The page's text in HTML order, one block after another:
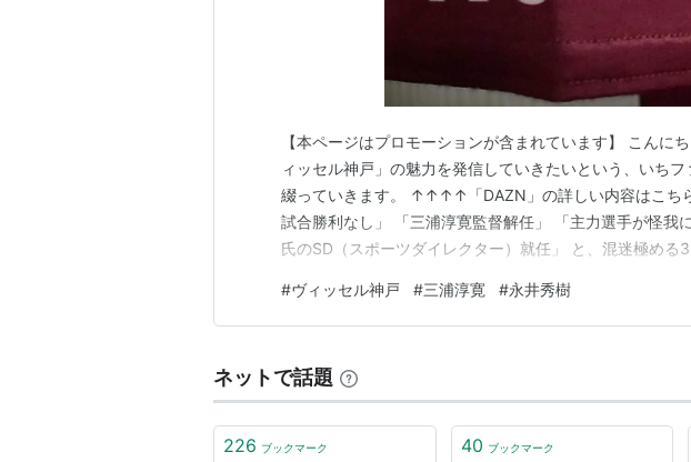
FC琉球
2006-2007
東京ヴェルディ1969
2008-2013
FC琉球
2014.4-
東京ヴェルディ1969
【本ページはプロモーションが含まれています】 こんに
ィッセル神戸」の魅力を発信していきたいという、いち
綴っていきます。 ↑↑↑↑「DAZN」の詳しい内容はこ
試合勝利なし」 「三浦淳寛監督解任」 「主力選手が怪我
氏のSD（スポーツダイレクター）就任」 と、混迷極める
www.titiseityou.work 「永井秀樹SD」のもとで行われるチ
結」できるのか？ 原因…
#ヴィッセル神戸 #三浦淳寛 #永井秀樹
ネットで話題
226 ブックマーク 40 ブックマーク